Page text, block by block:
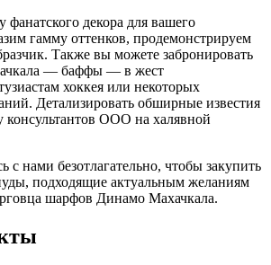
декора для вашего
гамму оттенков, продемонстрируем
Также вы можете забронировать
— баффы — в жест
хоккея или некоторых
Детализировать обширные известия
ООО на халявной
с нами безотлагательно, чтобы закупить
подходящие актуальным желаниям
шарфов Динамо Махачкала.